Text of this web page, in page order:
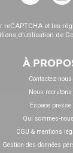
reCAPTCHA et les
d'utilisation de
À
Contactez-nous
Nous recrutons
Espace presse
Qui sommes-
CGU & mentions
Gestion des données